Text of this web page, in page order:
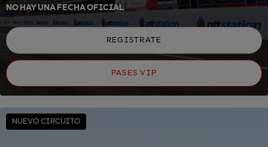
NO HAY UNA FECHA OFICIAL
REGISTRATE
PASES VIP
NUEVO CIRCUITO